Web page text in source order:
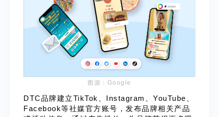
图源：Google
DTC品牌建立TikTok、Instagram、YouTube、
Facebook等社媒官方账号，发布品牌相关产品